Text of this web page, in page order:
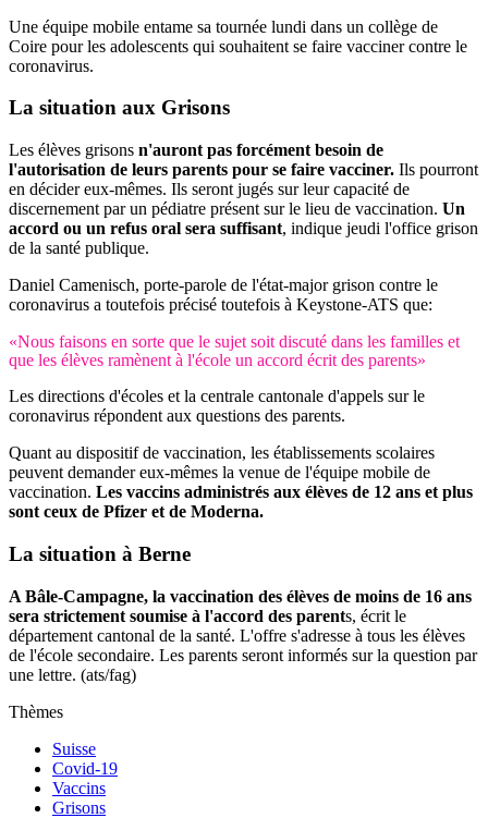
Une équipe mobile entame sa tournée lundi dans un collège de
Coire pour les adolescents qui souhaitent se faire vacciner contre le
coronavirus.
La situation aux Grisons
Les élèves grisons n'auront pas forcément besoin de
l'autorisation de leurs parents pour se faire vacciner. Ils pourront
en décider eux-mêmes. Ils seront jugés sur leur capacité de
discernement par un pédiatre présent sur le lieu de vaccination. Un
accord ou un refus oral sera suffisant, indique jeudi l'office grison
de la santé publique.
Daniel Camenisch, porte-parole de l'état-major grison contre le
coronavirus a toutefois précisé toutefois à Keystone-ATS que:
«Nous faisons en sorte que le sujet soit discuté dans les familles et
que les élèves ramènent à l'école un accord écrit des parents»
Les directions d'écoles et la centrale cantonale d'appels sur le
coronavirus répondent aux questions des parents.
Quant au dispositif de vaccination, les établissements scolaires
peuvent demander eux-mêmes la venue de l'équipe mobile de
vaccination. Les vaccins administrés aux élèves de 12 ans et plus
sont ceux de Pfizer et de Moderna.
La situation à Berne
A Bâle-Campagne, la vaccination des élèves de moins de 16 ans
sera strictement soumise à l'accord des parents, écrit le
département cantonal de la santé. L'offre s'adresse à tous les élèves
de l'école secondaire. Les parents seront informés sur la question par
une lettre. (ats/fag)
Thèmes
Suisse
Covid-19
Vaccins
Grisons